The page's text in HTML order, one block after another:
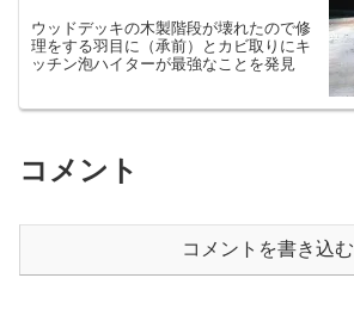
ウッドデッキの木製階段が壊れたので修
理をする羽目に（承前）とカビ取りにキ
ッチン泡ハイターが最強なことを発見
コメント
コメントを書き込む